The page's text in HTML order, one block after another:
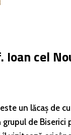
cel
un lăcaș de
de